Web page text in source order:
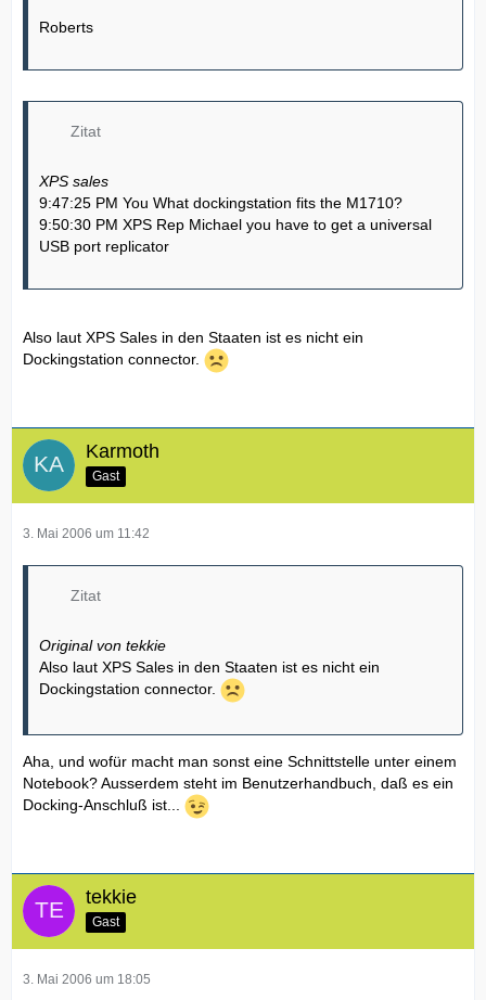
Roberts
Zitat
XPS sales
9:47:25 PM You What dockingstation fits the M1710?
9:50:30 PM XPS Rep Michael you have to get a universal
USB port replicator
Also laut XPS Sales in den Staaten ist es nicht ein
Dockingstation connector.
Karmoth
Gast
3. Mai 2006 um 11:42
Zitat
Original von tekkie
Also laut XPS Sales in den Staaten ist es nicht ein
Dockingstation connector.
Aha, und wofür macht man sonst eine Schnittstelle unter einem
Notebook? Ausserdem steht im Benutzerhandbuch, daß es ein
Docking-Anschluß ist...
tekkie
Gast
3. Mai 2006 um 18:05